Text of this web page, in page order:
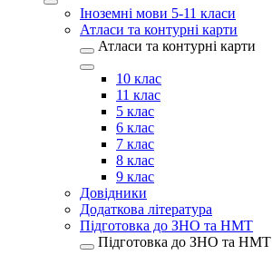
Іноземні мови 5-11 класи
Атласи та контурні карти
Атласи та контурні карти
10 клас
11 клас
5 клас
6 клас
7 клас
8 клас
9 клас
Довідники
Додаткова література
Підготовка до ЗНО та НМТ
Підготовка до ЗНО та НМТ